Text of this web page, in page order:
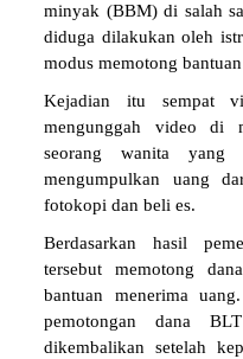
minyak (BBM) di salah
diduga dilakukan oleh
modus memotong
Kejadian itu sempat
mengunggah video di
seorang wanita yang
mengumpulkan uang
fotokopi dan beli es.
Berdasarkan hasil
tersebut memotong
bantuan menerima
pemotongan dana
dikembalikan setelah